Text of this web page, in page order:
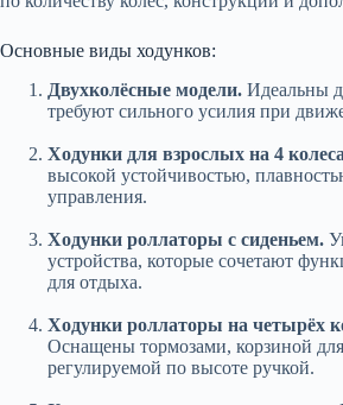
Основные виды ходунков:
Двухколёсные модели. Идеальны
требуют сильного усилия при
Ходунки для взрослых на 4
высокой устойчивостью,
управления.
Ходунки роллаторы с сиденьем.
устройства, которые сочетают
для отдыха.
Ходунки роллаторы на четырёх
Оснащены тормозами, корзиной
регулируемой по высоте ручкой.